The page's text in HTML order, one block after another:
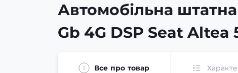
Автомобільна штатна
Gb 4G DSP Seat
Все про товар